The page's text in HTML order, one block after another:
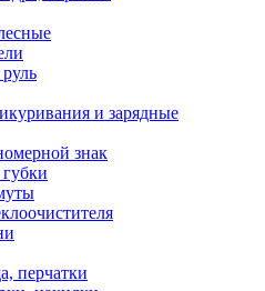
и зарядные
знак
перчатки